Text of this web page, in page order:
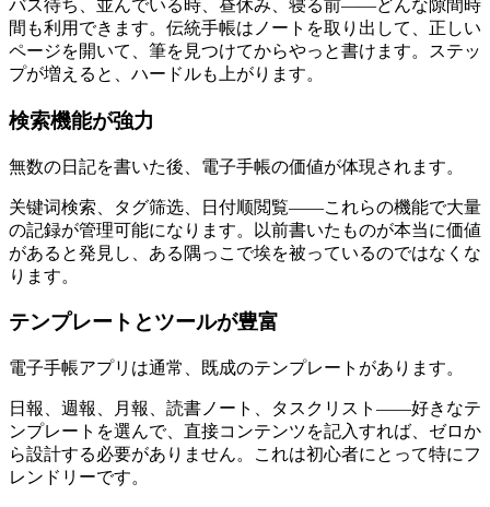
バス待ち、並んでいる時、昼休み、寝る前――どんな隙間時
間も利用できます。伝統手帳はノートを取り出して、正しい
ページを開いて、筆を見つけてからやっと書けます。ステッ
プが増えると、ハードルも上がります。
検索機能が強力
無数の日記を書いた後、電子手帳の価値が体現されます。
关键词検索、タグ筛选、日付顺閲覧――これらの機能で大量
の記録が管理可能になります。以前書いたものが本当に価値
があると発見し、ある隅っこで埃を被っているのではなくな
ります。
テンプレートとツールが豊富
電子手帳アプリは通常、既成のテンプレートがあります。
日報、週報、月報、読書ノート、タスクリスト――好きなテ
ンプレートを選んで、直接コンテンツを記入すれば、ゼロか
ら設計する必要がありません。これは初心者にとって特にフ
レンドリーです。